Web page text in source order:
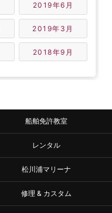
2019年6月
2019年3月
2018年9月
船舶免許教室
レンタル
松川浦マリーナ
修理 & カスタム